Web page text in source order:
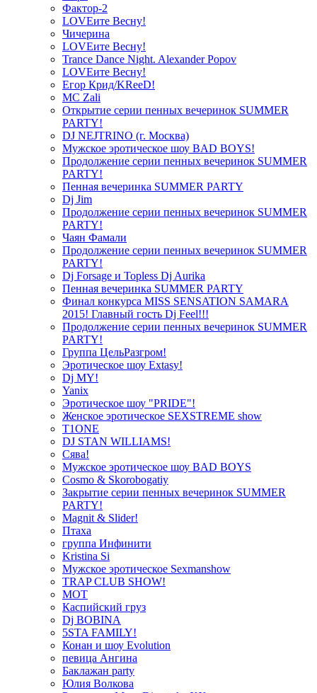
Фактор-2
LOVEите Весну!
Чичерина
LOVEите Весну!
Trance Dance Night. Alexander Popov
LOVEите Весну!
Егор Крид/KReeD!
MC Zali
Открытие серии пенных вечеринок SUMMER
PARTY!
DJ NEJTRINO (г. Москва)
Мужское эротическое шоу BAD BOYS!
Продолжение серии пенных вечеринок SUMMER
PARTY!
Пенная вечеринка SUMMER PARTY
Dj Jim
Продолжение серии пенных вечеринок SUMMER
PARTY!
Чаян Фамали
Продолжение серии пенных вечеринок SUMMER
PARTY!
Dj Forsage и Topless Dj Aurika
Пенная вечеринка SUMMER PARTY
Финал конкурса MISS SENSATION SAMARA
2015! Главный гость Dj Feel!!!
Продолжение серии пенных вечеринок SUMMER
PARTY!
Группа ЦельРазгром!
Эротическое шоу Extasy!
Dj MY!
Yanix
Эротическое шоу "PRIDE"!
Женское эротическое SEXSTREME show
T1ONE
DJ STAN WILLIAMS!
Сява!
Мужское эротическое шоу BAD BOYS
Cosmo & Skorobogatiy
Закрытие серии пенных вечеринок SUMMER
PARTY!
Magnit & Slider!
Птаха
группа Инфинити
Kristina Si
Мужское эротическое Sexmanshow
TRAP CLUB SHOW!
МОТ
Каспийский груз
Dj BOBINA
5STA FAMILY!
Конан и шоу Evolution
певица Ангина
Баклажан party
Юлия Волкова